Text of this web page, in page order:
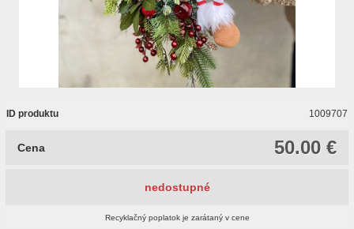
ID produktu 1009707
50.00 €
Cena
nedostupné
Recyklačný poplatok je zarátaný v cene